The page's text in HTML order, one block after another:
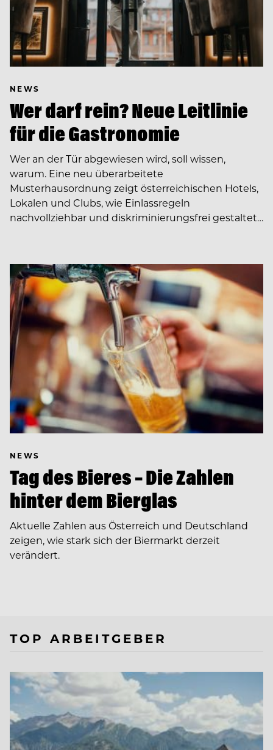
NEWS
Wer darf rein? Neue Leitlinie
für die Gastronomie
Wer an der Tür abgewiesen wird, soll wissen,
warum. Eine neu überarbeitete
Musterhausordnung zeigt österreichischen Hotels,
Lokalen und Clubs, wie Einlassregeln
nachvollziehbar und diskriminierungsfrei gestaltet…
NEWS
Tag des Bieres – Die Zahlen
hinter dem Bierglas
Aktuelle Zahlen aus Österreich und Deutschland
zeigen, wie stark sich der Biermarkt derzeit
verändert.
TOP ARBEITGEBER